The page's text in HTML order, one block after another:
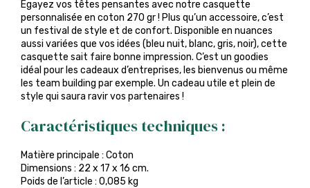
Égayez vos têtes pensantes avec notre casquette
personnalisée en coton 270 gr ! Plus qu’un accessoire, c’est
un festival de style et de confort. Disponible en nuances
aussi variées que vos idées (bleu nuit, blanc, gris, noir), cette
casquette sait faire bonne impression. C’est un goodies
idéal pour les cadeaux d’entreprises, les bienvenus ou même
les team building par exemple. Un cadeau utile et plein de
style qui saura ravir vos partenaires !
Caractéristiques techniques :
Matière principale : Coton
Dimensions : 22 x 17 x 16 cm.
Poids de l’article : 0,085 kg